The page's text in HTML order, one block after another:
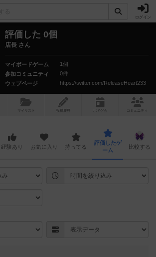
ログイン
評価した 0個
店長 さん
マイボードゲーム
1個
参加コミュニティ
0件
ウェブページ
https://twitter.com/ReleaseHeart233
マイリスト 投稿履歴 ボ ドゲ コミュニティ
経験あり お気に入り 持ってる
評価したゲ
ーム
比較する